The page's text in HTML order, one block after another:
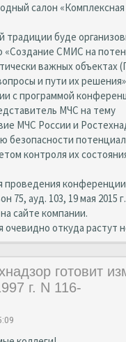
салон «Комплексная
традиции буде
СМИС на
важных объектах
и пути их
с программой
МЧС на тему
МЧС России и
безопасности
контроля их
проведения
75, ауд. 103, 19 мая 2015
сайте компании.
очевидно откуда растут
готовит
г. N 116-